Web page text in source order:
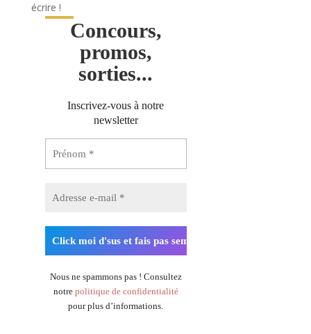
écrire !
Concours,
promos,
sorties...
Inscrivez-vous à notre
newsletter
Nous ne spammons pas ! Consultez
notre politique de confidentialité
pour plus d’informations.